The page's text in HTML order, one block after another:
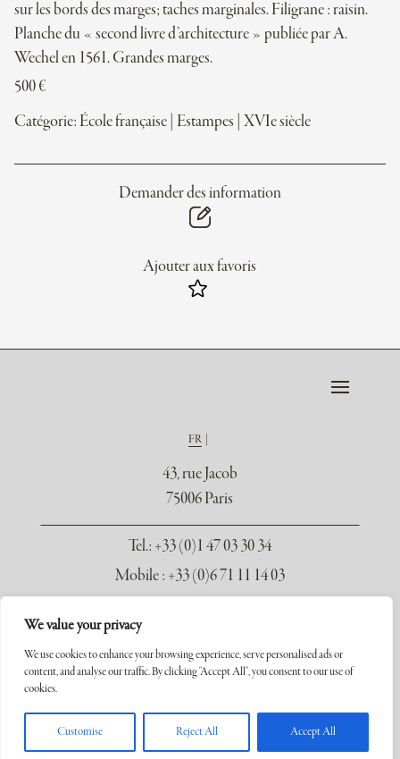
We value your privacy
We use cookies to enhance your browsing experience, serve personalised ads or
content, and analyse our traffic. By clicking "Accept All", you consent to our use of
cookies.
Customise Reject All Accept All
sur les bords des marges; taches marginales. Filigrane : raisin.
Planche du « second livre d’architecture » publiée par A.
Wechel en 1561. Grandes marges.
500€
Catégorie: École française Estampes XVIe siècle
Demander des information
Ajouter aux favoris
FR
43, rue Jacob
75006 Paris
Tel.: +33 (0)1 47 03 30 34
Mobile : +33 (0)6 71 11 14 03